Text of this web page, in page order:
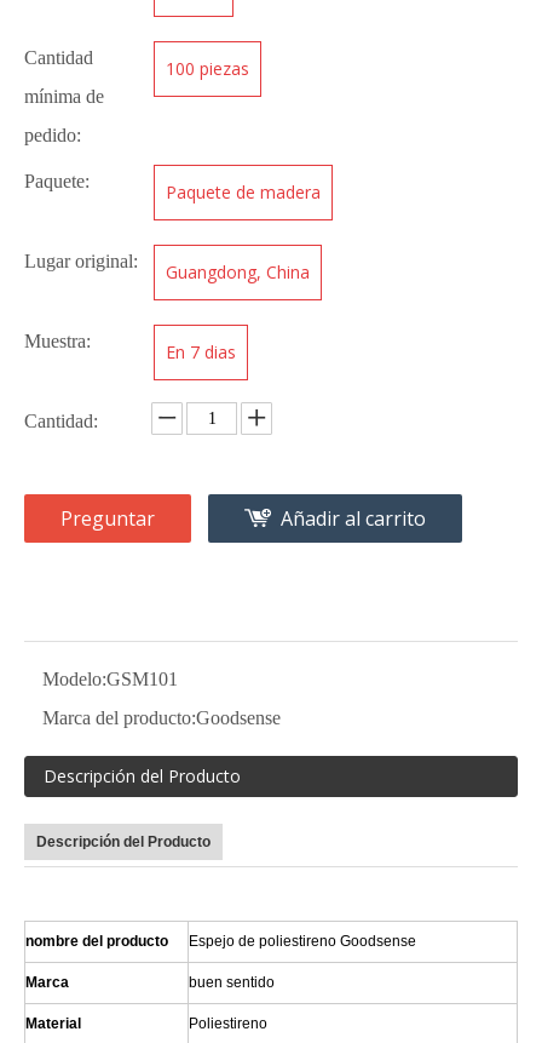
Cantidad
mínima de
pedido:
100 piezas
Paquete: Paquete de madera
Lugar original: Guangdong, China
Muestra: En 7 dias
Cantidad:
Preguntar Añadir al carrito
Modelo:GSM101
Marca del producto:Goodsense
Descripción del Producto
Descripción del Producto
nombre del producto Espejo de poliestireno Goodsense
Marca buen sentido
Material Poliestireno